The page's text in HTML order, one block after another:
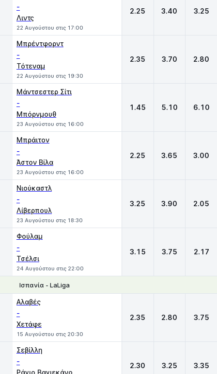
-
Λιντς
22 Αυγούστου στις 17:00
2.25 3.40 3.25
Μπρέντφορντ
-
Τότεναμ
22 Αυγούστου στις 19:30
2.35 3.70 2.80
Μάντσεστερ Σίτι
-
Μπόρνμουθ
23 Αυγούστου στις 16:00
1.45 5.10 6.10
Μπράιτον
-
Άστον Βίλα
23 Αυγούστου στις 16:00
2.25 3.65 3.00
Νιούκαστλ
-
Λίβερπουλ
23 Αυγούστου στις 18:30
3.25 3.90 2.05
Φούλαμ
-
Τσέλσι
24 Αυγούστου στις 22:00
3.15 3.75 2.17
Ισπανία - LaLiga
Αλαβές
-
Χετάφε
15 Αυγούστου στις 20:30
2.35 2.80 3.75
Σεβίλλη
-
Ράγιο Βαγιεκάνο
2.30 3.25 3.35